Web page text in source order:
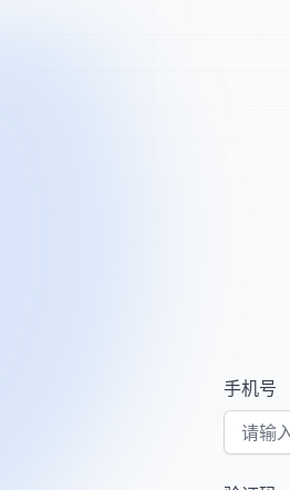
手机号